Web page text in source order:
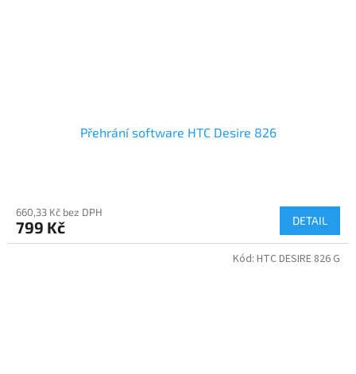
Přehrání software HTC Desire 826
660,33 Kč bez DPH
799 Kč DETAIL
Kód: HTC DESIRE 826 G